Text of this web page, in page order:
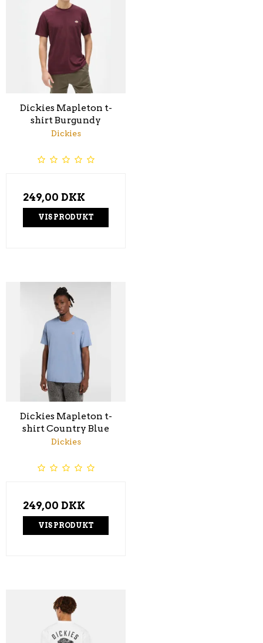
Dickies Mapleton t-
shirt Burgundy
Dickies
249,00 DKK
VIS PRODUKT
Dickies Mapleton t-
shirt Country Blue
Dickies
249,00 DKK
VIS PRODUKT